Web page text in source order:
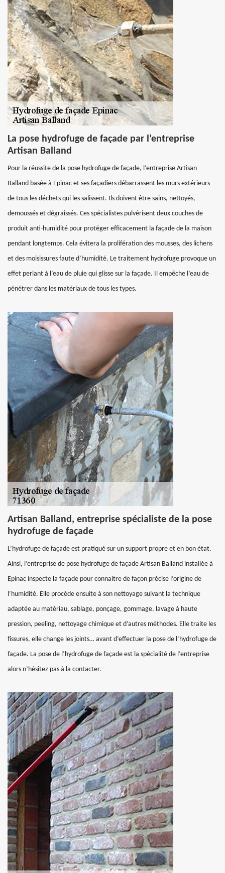
La pose hydrofuge de façade par l’entreprise
Artisan Balland
Pour la réussite de la pose hydrofuge de façade, l’entreprise Artisan
Balland basée à Epinac et ses façadiers débarrassent les murs extérieurs
de tous les déchets qui les salissent. Ils doivent être sains, nettoyés,
demoussés et dégraissés. Ces spécialistes pulvérisent deux couches de
produit anti-humidité pour protéger efficacement la façade de la maison
pendant longtemps. Cela évitera la prolifération des mousses, des lichens
et des moisissures faute d’humidité. Le traitement hydrofuge provoque un
effet perlant à l’eau de pluie qui glisse sur la façade. Il empêche l’eau de
pénétrer dans les matériaux de tous les types.
Artisan Balland, entreprise spécialiste de la pose
hydrofuge de façade
L’hydrofuge de façade est pratiqué sur un support propre et en bon état.
Ainsi, l’entreprise de pose hydrofuge de façade Artisan Balland installée à
Epinac inspecte la façade pour connaitre de façon précise l’origine de
l’humidité. Elle procède ensuite à son nettoyage suivant la technique
adaptée au matériau, sablage, ponçage, gommage, lavage à haute
pression, peeling, nettoyage chimique et d’autres méthodes. Elle traite les
fissures, elle change les joints… avant d’effectuer la pose de l’hydrofuge de
façade. La pose de l’hydrofuge de façade est la spécialité de l’entreprise
alors n’hésitez pas à la contacter.